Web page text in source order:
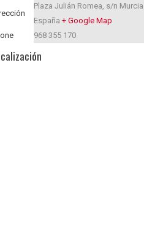
Plaza Julián Romea, s/n Murcia
España + Google Map
968 355 170